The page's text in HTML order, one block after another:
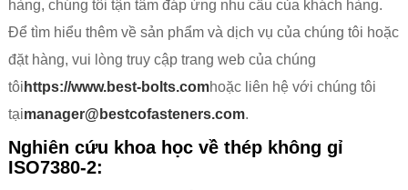
hàng, chúng tôi tận tâm đáp ứng nhu cầu của khách hàng.
Để tìm hiểu thêm về sản phẩm và dịch vụ của chúng tôi hoặc
đặt hàng, vui lòng truy cập trang web của chúng
tôi https://www.best-bolts.comhoặc liên hệ với chúng tôi
tạimanager@bestcofasteners.com.
Nghiên cứu khoa học về thép không gỉ
ISO7380-2: